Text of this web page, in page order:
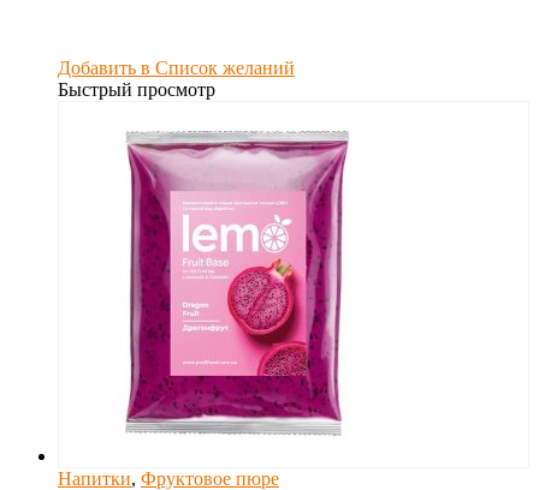
Добавить в Список желаний
Быстрый просмотр
Напитки, Фруктовое пюре